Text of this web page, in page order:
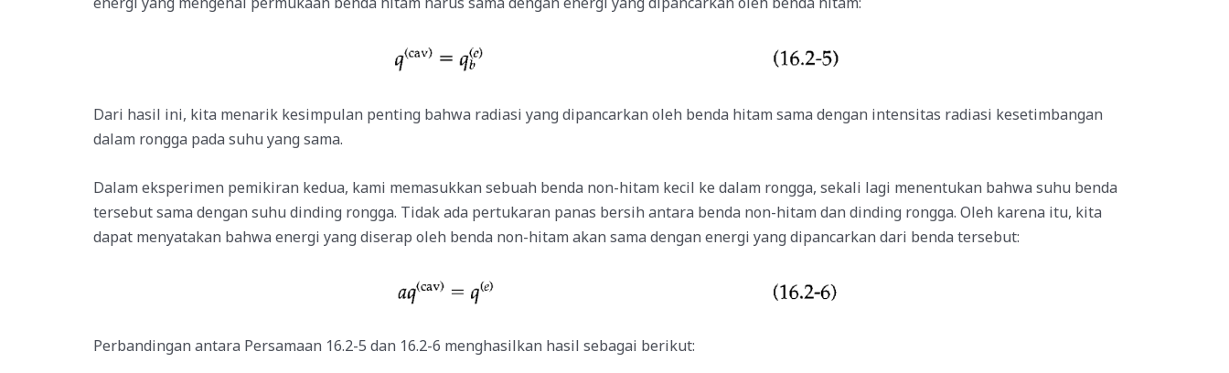
Dari hasil ini, kita menarik kesimpulan penting bahwa radiasi yang dipancarkan oleh benda hitam sama dengan intensitas radiasi kesetimbangan
dalam rongga pada suhu yang sama.
Dalam eksperimen pemikiran kedua, kami memasukkan sebuah benda non-hitam kecil ke dalam rongga, sekali lagi menentukan bahwa suhu benda
tersebut sama dengan suhu dinding rongga. Tidak ada pertukaran panas bersih antara benda non-hitam dan dinding rongga. Oleh karena itu, kita
dapat menyatakan bahwa energi yang diserap oleh benda non-hitam akan sama dengan energi yang dipancarkan dari benda tersebut:
Perbandingan antara Persamaan 16.2-5 dan 16.2-6 menghasilkan hasil sebagai berikut: